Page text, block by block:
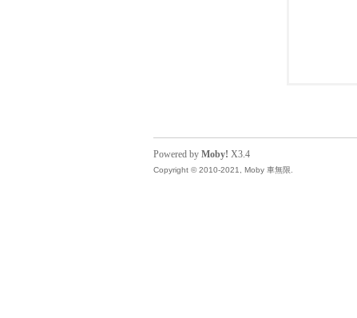
Powered by Moby! X3.4
Copyright © 2010-2021, Moby 車無限.